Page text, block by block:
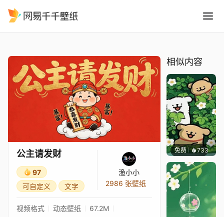
公主请发财
97
可自定义
文字
渔小小
2986 张壁纸
视频格式 动态壁纸
67.2M
相似内容
免费 733渔小小